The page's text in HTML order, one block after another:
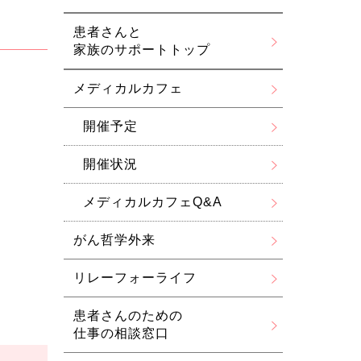
患者さんと
家族のサポートトップ
メディカルカフェ
開催予定
開催状況
メディカルカフェQ&A
がん哲学外来
リレーフォーライフ
患者さんのための
仕事の相談窓口